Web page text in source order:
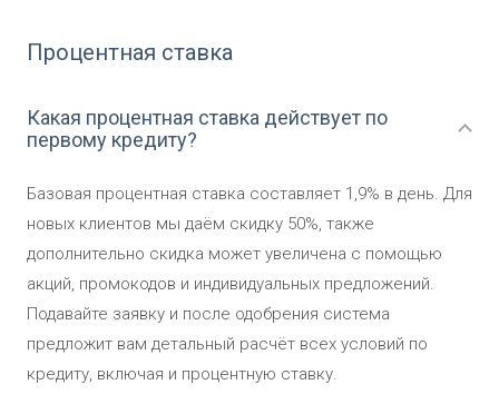
Процентная ставка
Какая процентная ставка действует по
первому кредиту?
Базовая процентная ставка составляет 1,9% в день. Для
новых клиентов мы даём скидку 50%, также
дополнительно скидка может увеличена с помощью
акций, промокодов и индивидуальных предложений.
Подавайте заявку и после одобрения система
предложит вам детальный расчёт всех условий по
кредиту, включая и процентную ставку.